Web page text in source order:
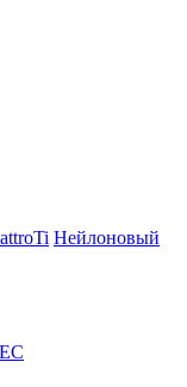
Нейлоновый